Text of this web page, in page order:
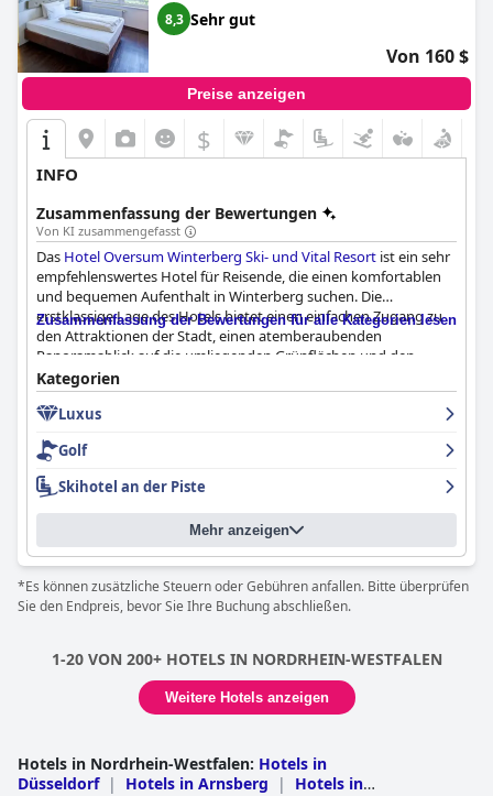
8,3 Sehr gut
Von 160 $
Preise anzeigen
$
INFO
Zusammenfassung der Bewertungen
Von KI zusammengefasst
Das Hotel Oversum Winterberg Ski- und Vital Resort ist ein sehr
empfehlenswertes Hotel für Reisende, die einen komfortablen
und bequemen Aufenthalt in Winterberg suchen. Die
erstklassige Lage des Hotels bietet einen einfachen Zugang zu
den Attraktionen der Stadt, einen atemberaubenden
Panoramablick auf die umliegenden Grünflächen und den
Kurpark sowie ausreichend Parkmöglichkeiten für die Gäste. Das
Frühstücksbuffet ist vielfältig und schmackhaft, und das
Personal ist aufmerksam und zuvorkommend. Die Zimmer sind
geräumig, sauber und komfortabel und verfügen teilweise über
große Panoramafenster mit fantastischer Aussicht. Das
Hotelpersonal ist freundlich, hilfsbereit und zuvorkommend
und bietet optimalen Service, um den Aufenthalt so angenehm
wie möglich zu gestalten. Der Spa-Bereich ist wunderschön und
luxuriös mit gut gepflegten Wellness-Einrichtungen, die eine
Reihe von Möglichkeiten bieten, darunter Saunen, Pools und
Freunde stehen Näpfe und Decken auf dem Zimmer bereit. Der
einzige Nachteil ist die hohe Gebühr für Haustiere. Insgesamt
angenehmen Aufenthalt und erfüllt die meisten Anforderungen,
einer Vier-Sterne-Plus-Bewertung gerecht zu werden.
Zusammenfassung der Bewertungen für alle Kategorien lesen
Kategorien
Luxus
Golf
Skihotel an der Piste
Mehr anzeigen
*Es können zusätzliche Steuern oder Gebühren anfallen. Bitte überprüfen
Sie den Endpreis, bevor Sie Ihre Buchung abschließen.
1-20 VON 200+ HOTELS IN NORDRHEIN-WESTFALEN
Weitere Hotels anzeigen
Hotels in Nordrhein-Westfalen: Hotels in
Düsseldorf | Hotels in Arnsberg |
Hotels in